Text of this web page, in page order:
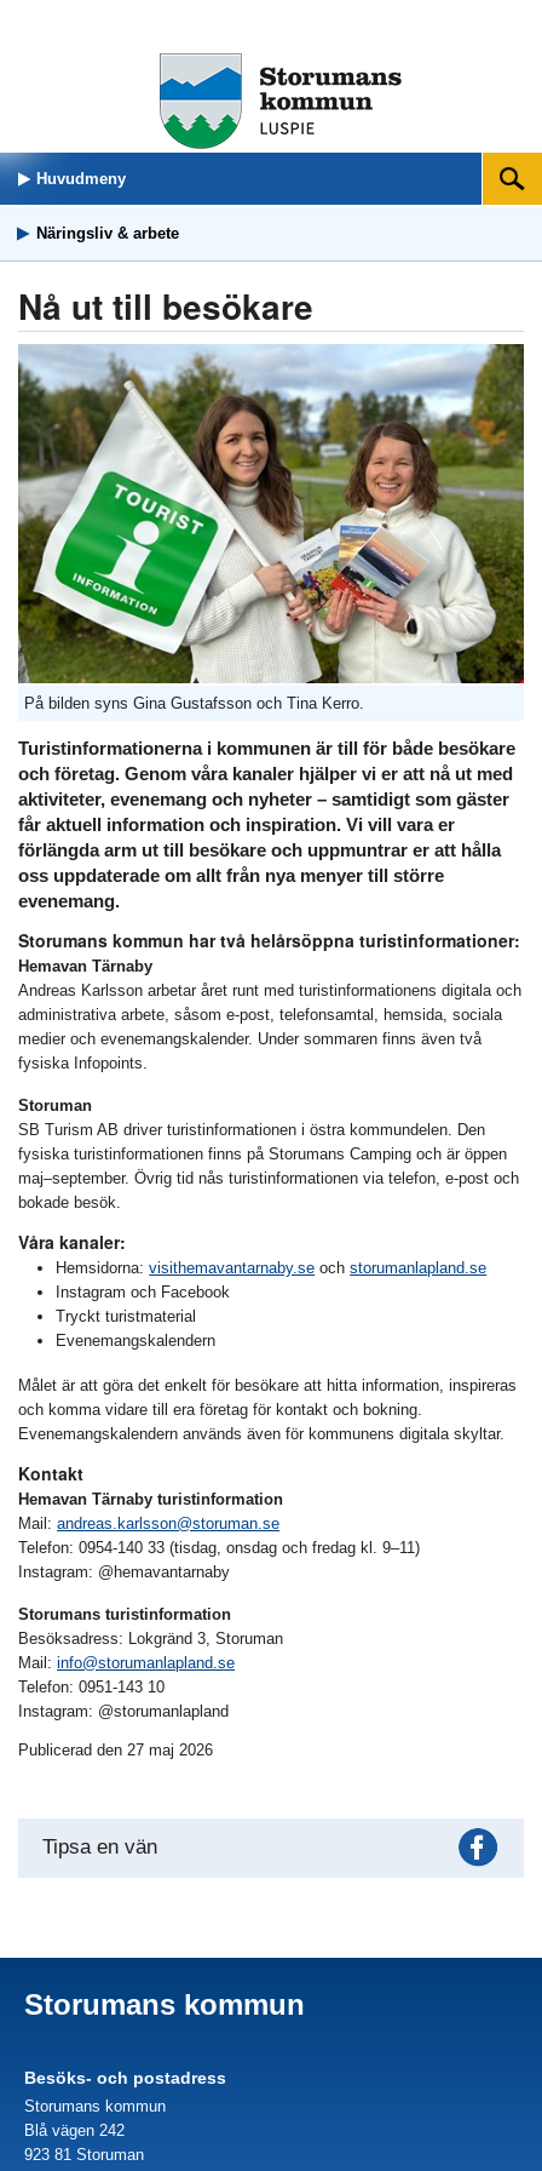
Huvudmeny Sök
Näringsliv & arbete
Nå ut till besökare
På bilden syns Gina Gustafsson och Tina Kerro.
Turistinformationerna i kommunen är till för både besökare
och företag. Genom våra kanaler hjälper vi er att nå ut med
aktiviteter, evenemang och nyheter – samtidigt som gäster
får aktuell information och inspiration. Vi vill vara er
förlängda arm ut till besökare och uppmuntrar er att hålla
oss uppdaterade om allt från nya menyer till större
evenemang.
Storumans kommun har två helårsöppna turistinformationer:
Hemavan Tärnaby
Andreas Karlsson arbetar året runt med turistinformationens digitala och
administrativa arbete, såsom e-post, telefonsamtal, hemsida, sociala
medier och evenemangskalender. Under sommaren finns även två
fysiska Infopoints.
Storuman
SB Turism AB driver turistinformationen i östra kommundelen. Den
fysiska turistinformationen finns på Storumans Camping och är öppen
maj–september. Övrig tid nås turistinformationen via telefon, e-post och
bokade besök.
Våra kanaler:
Hemsidorna:visithemavantarnaby.se ochstorumanlapland.se
Instagram och Facebook
Tryckt turistmaterial
Evenemangskalendern
Målet är att göra det enkelt för besökare att hitta information, inspireras
och komma vidare till era företag för kontakt och bokning.
Evenemangskalendern används även för kommunens digitala skyltar.
Kontakt
Hemavan Tärnaby turistinformation
Mail: andreas.karlsson@storuman.se
Telefon: 0954-140 33 (tisdag, onsdag och fredag kl. 9–11)
Instagram: @hemavantarnaby
Storumans turistinformation
Besöksadress: Lokgränd 3, Storuman
Mail: info@storumanlapland.se
Telefon: 0951-143 10
Instagram: @storumanlapland
Publicerad den 27 maj 2026
Tipsa en vän
Storumans kommun
Besöks- och postadress
Storumans kommun
Blå vägen 242
923 81 Storuman